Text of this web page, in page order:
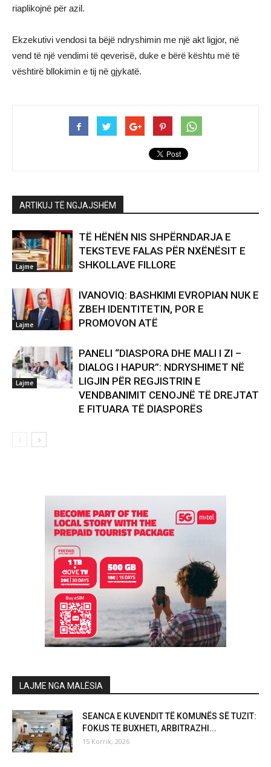
riaplikojnë për azil.
Ekzekutivi vendosi ta bëjë ndryshimin me një akt ligjor, në
vend të një vendimi të qeverisë, duke e bërë kështu më të
vështirë bllokimin e tij në gjykatë.
ARTIKUJ TË NGJAJSHËM
Lajme
TË HËNËN NIS SHPËRNDARJA E
TEKSTEVE FALAS PËR NXËNËSIT E
SHKOLLAVE FILLORE
Lajme
IVANOVIQ: BASHKIMI EVROPIAN NUK E
ZBEH IDENTITETIN, POR E
PROMOVON ATË
Lajme
PANELI “DIASPORA DHE MALI I ZI –
DIALOG I HAPUR”: NDRYSHIMET NË
LIGJIN PËR REGJISTRIN E
VENDBANIMIT CENOJNË TË DREJTAT
E FITUARA TË DIASPORËS
LAJME NGA MALËSIA
SEANCA E KUVENDIT TË KOMUNËS SË TUZIT:
FOKUS TE BUXHETI, ARBITRAZHI...
15 Korrik, 2026